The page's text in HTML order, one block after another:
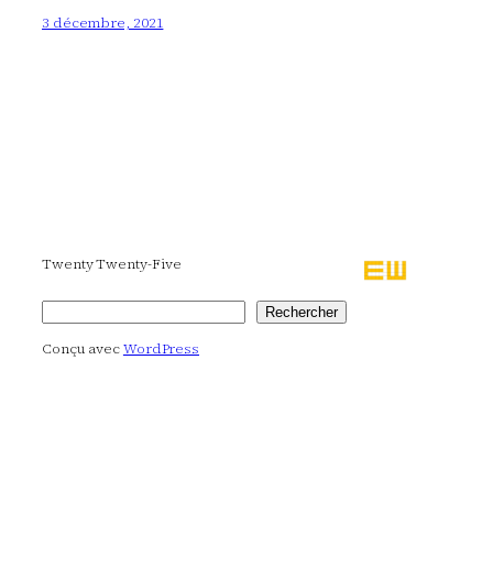
3 décembre, 2021
Twenty Twenty-Five
Rechercher
Conçu avecWordPress